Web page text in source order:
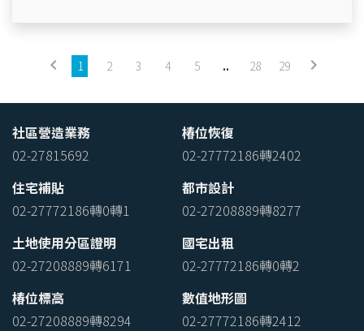
keyboard_arrow_left 1 2 3 4 5 .. 28 29 keyboard_arrow_right
社區營造業務
02-27815692
椿位恢復
02-27772186轉2402
住宅補貼
02-27772186轉0轉1
都市設計
02-27208889轉8277
土地使用分區證明
02-27208889轉6171
國宅出租
02-27772186轉0轉2
椿位標高
02-27208889轉8294
數值地形圖
02-27772186轉2412